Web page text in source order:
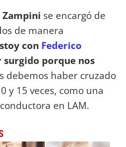
Zampini se encargó de
de manera
con Federico
surgido porque nos
debemos haber cruzado
y 15 veces, como una
en LAM.